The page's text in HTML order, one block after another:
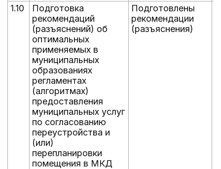
1.10
Подготовка
рекомендаций
(разъяснений) об
оптимальных
применяемых в
муниципальных
образованиях
регламентах
(алгоритмах)
предоставления
муниципальных услуг
по согласованию
переустройства и
(или)
перепланировки
помещения в МКД
Подготовлены
рекомендации
(разъяснения)